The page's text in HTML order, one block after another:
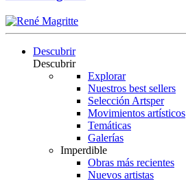
Descubrir
Descubrir
Explorar
Nuestros best sellers
Selección Artsper
Movimientos artísticos
Temáticas
Galerías
Imperdible
Obras más recientes
Nuevos artistas